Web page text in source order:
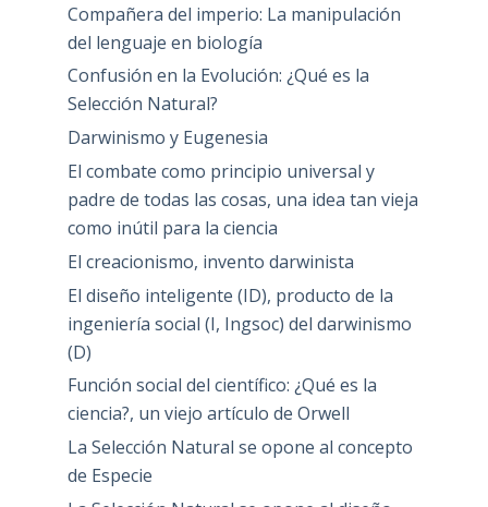
Compañera del imperio: La manipulación
del lenguaje en biología
Confusión en la Evolución: ¿Qué es la
Selección Natural?
Darwinismo y Eugenesia
El combate como principio universal y
padre de todas las cosas, una idea tan vieja
como inútil para la ciencia
El creacionismo, invento darwinista
El diseño inteligente (ID), producto de la
ingeniería social (I, Ingsoc) del darwinismo
(D)
Función social del científico: ¿Qué es la
ciencia?, un viejo artículo de Orwell
La Selección Natural se opone al concepto
de Especie